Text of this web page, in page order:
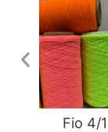
Fio 4/1